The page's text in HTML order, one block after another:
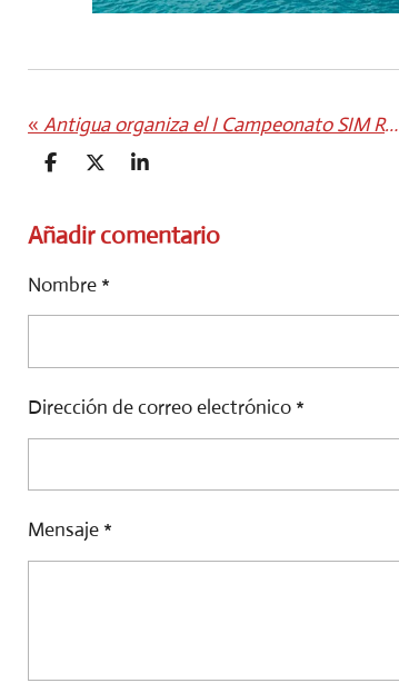
« Antigua organiza el I Campeonato SIM Racing en Fuerteventura
C
P
A
T
I
C
P
A
T
I
C
P
A
I
Añadir comentario
Nombre *
Dirección de correo electrónico *
Mensaje *